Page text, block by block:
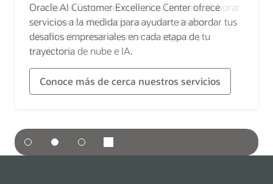
Oracle AI Customer Excellence Center ofrece
servicios a la medida para ayudarte a abordar tus
desafíos empresariales en cada etapa de tu
trayectoria de nube e IA.
Conoce más de cerca nuestros servicios
Mira las ubicaciones